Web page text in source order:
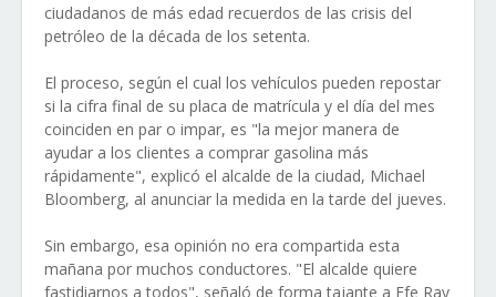
ciudadanos de más edad recuerdos de las crisis del
petróleo de la década de los setenta.
El proceso, según el cual los vehículos pueden repostar
si la cifra final de su placa de matrícula y el día del mes
coinciden en par o impar, es "la mejor manera de
ayudar a los clientes a comprar gasolina más
rápidamente", explicó el alcalde de la ciudad, Michael
Bloomberg, al anunciar la medida en la tarde del jueves.
Sin embargo, esa opinión no era compartida esta
mañana por muchos conductores. "El alcalde quiere
fastidiarnos a todos", señaló de forma tajante a Efe Ray